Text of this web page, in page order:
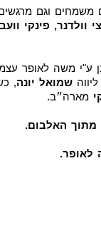
מרגשים עם 11 רצועות
פינקי
ע"י משה לאופר
שמואל יונה,
מארה״ב.
מתוך האלבום.
לאופר.